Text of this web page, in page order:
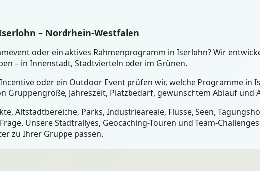
– Nordrhein-Westfalen
oder ein aktives Rahmenprogramm in Iserlohn? Wir
– in Innenstadt, Stadtvierteln oder im Grünen.
oder ein Outdoor Event prüfen wir, welche Programme in
Gruppengröße, Jahreszeit, Platzbedarf, gewünschtem Ablauf und
Altstadtbereiche, Parks, Industrieareale, Flüsse, Seen,
Unsere Stadtrallyes, Geocaching-Touren und Team-
zu Ihrer Gruppe passen.